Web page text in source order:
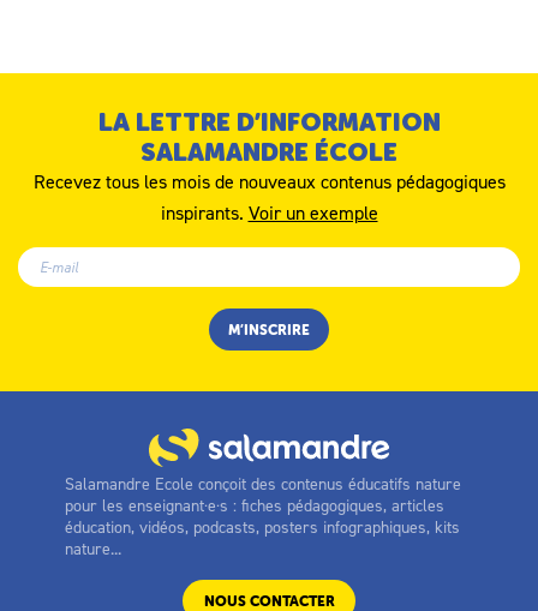
LA LETTRE D’INFORMATION
SALAMANDRE ÉCOLE
Recevez tous les mois de nouveaux contenus pédagogiques
inspirants. Voir un exemple
Salamandre Ecole conçoit des contenus éducatifs nature
pour les enseignant·e·s : fiches pédagogiques, articles
éducation, vidéos, podcasts, posters infographiques, kits
nature...
NOUS CONTACTER